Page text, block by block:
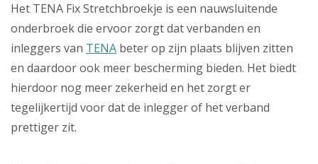
Het TENA Fix Stretchbroekje is een nauwsluitende
onderbroek die ervoor zorgt dat verbanden en
inleggers van TENA beter op zijn plaats blijven zitten
en daardoor ook meer bescherming bieden. Het biedt
hierdoor nog meer zekerheid en het zorgt er
tegelijkertijd voor dat de inlegger of het verband
prettiger zit.